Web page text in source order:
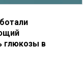
глюкозы в